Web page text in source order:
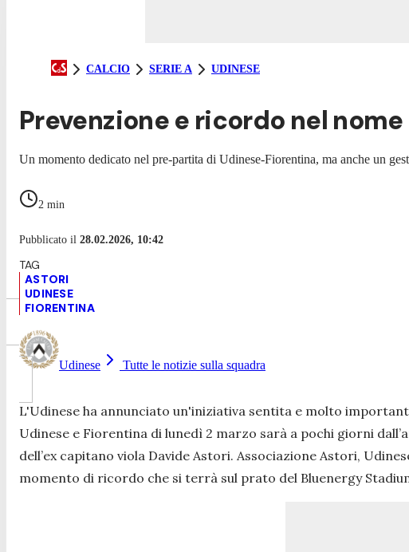
CALCIO SERIE A UDINESE
Prevenzione e ricordo nel
Un momento dedicato nel pre-partita di Udinese-Fiorentina, ma anche un
2 min
Pubblicato il 28.02.2026, 10:42
ASTORI
UDINESE
FIORENTINA
Udinese Tutte le notizie sulla squadra
L'Udinese ha annunciato un'iniziativa sentita e molto
Udinese e Fiorentina di lunedì 2 marzo sarà a pochi giorni
dell’ex capitano viola Davide Astori. Associazione Astori,
momento di ricordo che si terrà sul prato del Bluenergy